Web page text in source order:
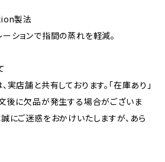
製法
ションで指間の蒸れを軽減。
実店舗と共有しております。「在庫あり」
後に欠品が発生する場合がございま
にご迷惑をおかけいたしますが、あら